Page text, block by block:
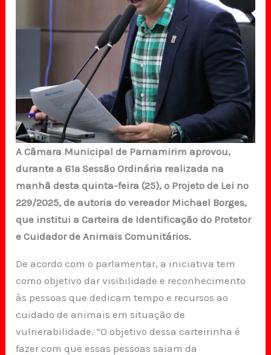
A Câmara Municipal de Parnamirim aprovou,
durante a 61ª Sessão Ordinária realizada na
manhã desta quinta-feira (25), o Projeto de Lei nº
229/2025, de autoria do vereador Michael Borges,
que institui a Carteira de Identificação do Protetor
e Cuidador de Animais Comunitários.
De acordo com o parlamentar, a iniciativa tem
como objetivo dar visibilidade e reconhecimento
às pessoas que dedicam tempo e recursos ao
cuidado de animais em situação de
vulnerabilidade. “O objetivo dessa carteirinha é
fazer com que essas pessoas saiam da